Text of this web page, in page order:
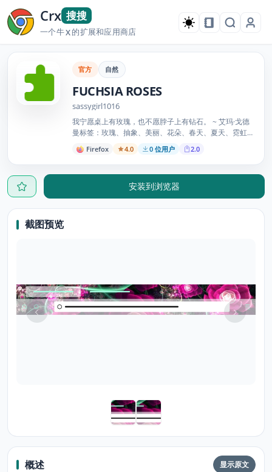
Crx 搜搜
一个牛X的扩展和应用商店
官方 自然
FUCHSIA ROSES
sassygirl1016
我宁愿桌上有玫瑰，也不愿脖子上有钻石。 ~ 艾玛·戈德
曼标签：玫瑰、抽象、美丽、花朵、春天、夏天、霓虹
灯、粉色、海泡绿 =^..^= (") (") SaSSyGirL
Firefox 4.0 0 位用户 2.0
安装到浏览器
截图预览
概述 显示原文